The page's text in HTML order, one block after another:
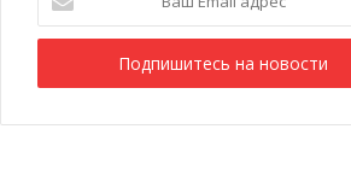
Email
адрес